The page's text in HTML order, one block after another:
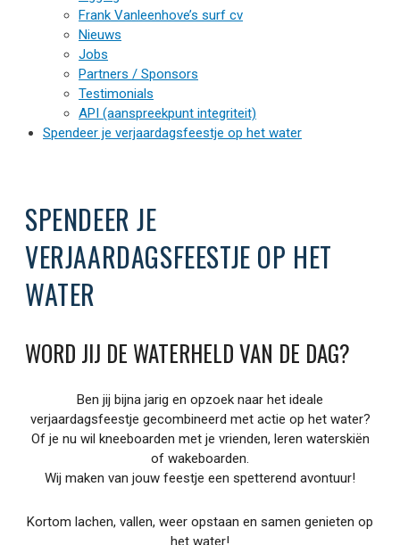
Frank Vanleenhove’s surf cv
Nieuws
Jobs
Partners / Sponsors
Testimonials
API (aanspreekpunt integriteit)
Spendeer je verjaardagsfeestje op het water
SPENDEER JE
VERJAARDAGSFEESTJE OP HET
WATER
WORD JIJ DE WATERHELD VAN DE DAG?
Ben jij bijna jarig en opzoek naar het ideale
verjaardagsfeestje gecombineerd met actie op het water?
Of je nu wil kneeboarden met je vrienden, leren waterskiën
of wakeboarden.
Wij maken van jouw feestje een spetterend avontuur!
Kortom lachen, vallen, weer opstaan en samen genieten op
het water!